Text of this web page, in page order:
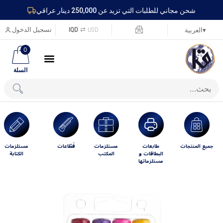
شحن مجاني للطلبات التي تزيد عن 250,000 دينار عراقي
تسجيل الدخول IQD ⇄ USD العربية▾
0
السلة
جميع المنتجات طابعات
البطاقات و
مستلزماتها
مستلزمات
المكتب
قَطّاعات مستلزمات
الكتابة